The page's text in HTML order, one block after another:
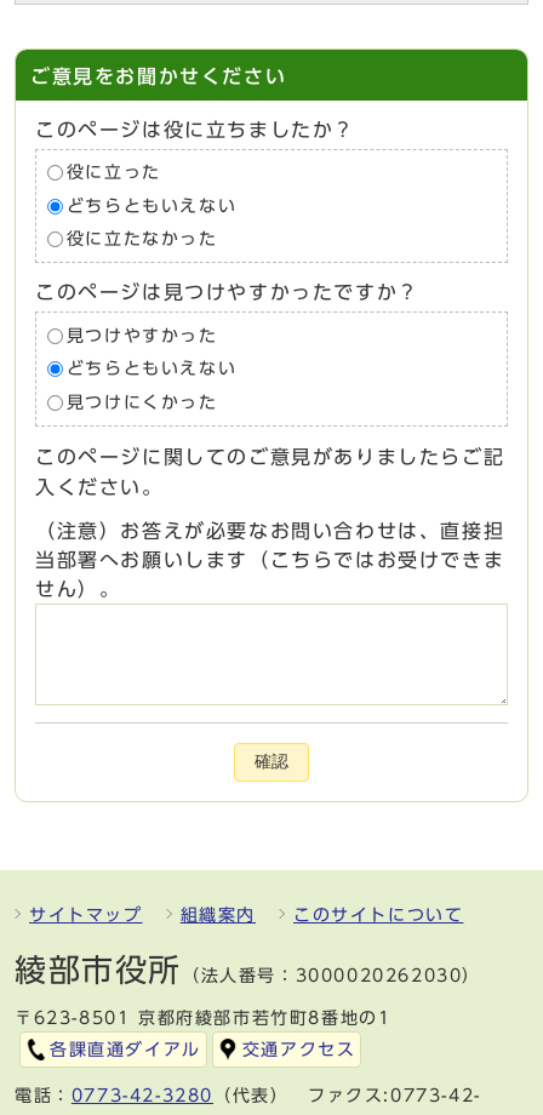
ご意見をお聞かせください
このページは役に立ちましたか？
役に立った
どちらともいえない
役に立たなかった
このページは見つけやすかったですか？
見つけやすかった
どちらともいえない
見つけにくかった
このページに関してのご意見がありましたらご記
入ください。
（注意）お答えが必要なお問い合わせは、直接担
当部署へお願いします（こちらではお受けできま
せん）。
確認
サイトマップ 組織案内 このサイトについて
綾部市役所 （法人番号：3000020262030）
〒623-8501 京都府綾部市若竹町8番地の1
各課直通ダイアル
交通アクセス
電話： 0773-42-3280
（代表） ファクス:0773-42-